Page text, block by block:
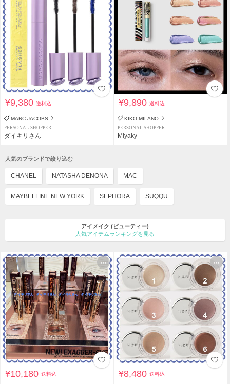
¥9,380送料込
MARC JACOBS
PERSONAL SHOPPER
ダイキリさん
¥9,890送料込
KIKO MILANO
PERSONAL SHOPPER
Miyaky
人気のブランドで絞り込む
CHANEL NATASHA DENONA MAC
MAYBELLINE NEW YORK SEPHORA SUQQU
アイメイク (ビューティー)
人気アイテムランキングを見る
¥10,180送料込 ¥8,480送料込